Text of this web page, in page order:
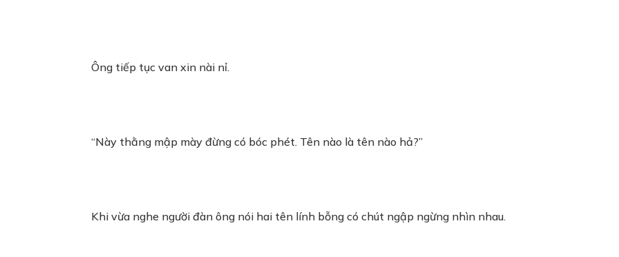
Ông tiếp tục van xin nài nỉ.
“Này thằng mập mày đừng có bóc phét. Tên nào là tên nào hả?”
Khi vừa nghe người đàn ông nói hai tên lính bỗng có chút ngập ngừng nhìn nhau.